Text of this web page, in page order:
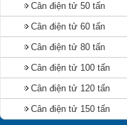
Cân điện tử 50 tấn
Cân điện tử 60 tấn
Cân điện tử 80 tấn
Cân điện tử 100 tấn
Cân điện tử 120 tấn
Cân điện tử 150 tấn